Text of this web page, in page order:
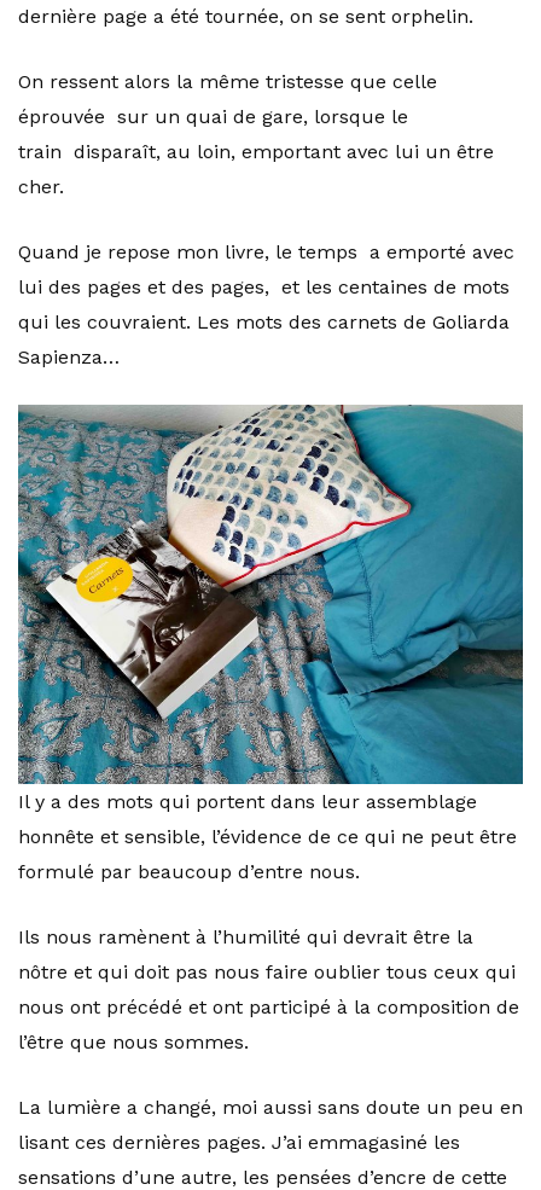
dernière page a été tournée, on se sent orphelin.
On ressent alors la même tristesse que celle
éprouvée sur un quai de gare, lorsque le
train disparaît, au loin, emportant avec lui un être
cher.
Quand je repose mon livre, le temps a emporté avec
lui des pages et des pages, et les centaines de mots
qui les couvraient. Les mots des carnets de Goliarda
Sapienza…
Il y a des mots qui portent dans leur assemblage
honnête et sensible, l’évidence de ce qui ne peut être
formulé par beaucoup d’entre nous.
Ils nous ramènent à l’humilité qui devrait être la
nôtre et qui doit pas nous faire oublier tous ceux qui
nous ont précédé et ont participé à la composition de
l’être que nous sommes.
La lumière a changé, moi aussi sans doute un peu en
lisant ces dernières pages. J’ai emmagasiné les
sensations d’une autre, les pensées d’encre de cette